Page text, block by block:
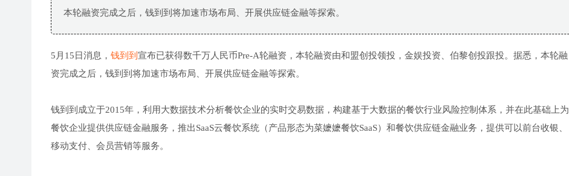
本轮融资完成之后，钱到到将加速市场布局、开展供应链金融等探索。
5月15日消息， 钱到到 宣布已获得数千万人民币Pre-A轮融资，本轮融资由和盟创投领投，金娱投资、伯黎创投跟投。据悉，本轮融
资完成之后，钱到到将加速市场布局、开展供应链金融等探索。
钱到到成立于2015年，利用大数据技术分析餐饮企业的实时交易数据，构建基于大数据的餐饮行业风险控制体系，并在此基础上为
餐饮企业提供供应链金融服务，推出SaaS云餐饮系统（产品形态为菜嬷嬷餐饮SaaS）和餐饮供应链金融业务，提供可以前台收银、
移动支付、会员营销等服务。